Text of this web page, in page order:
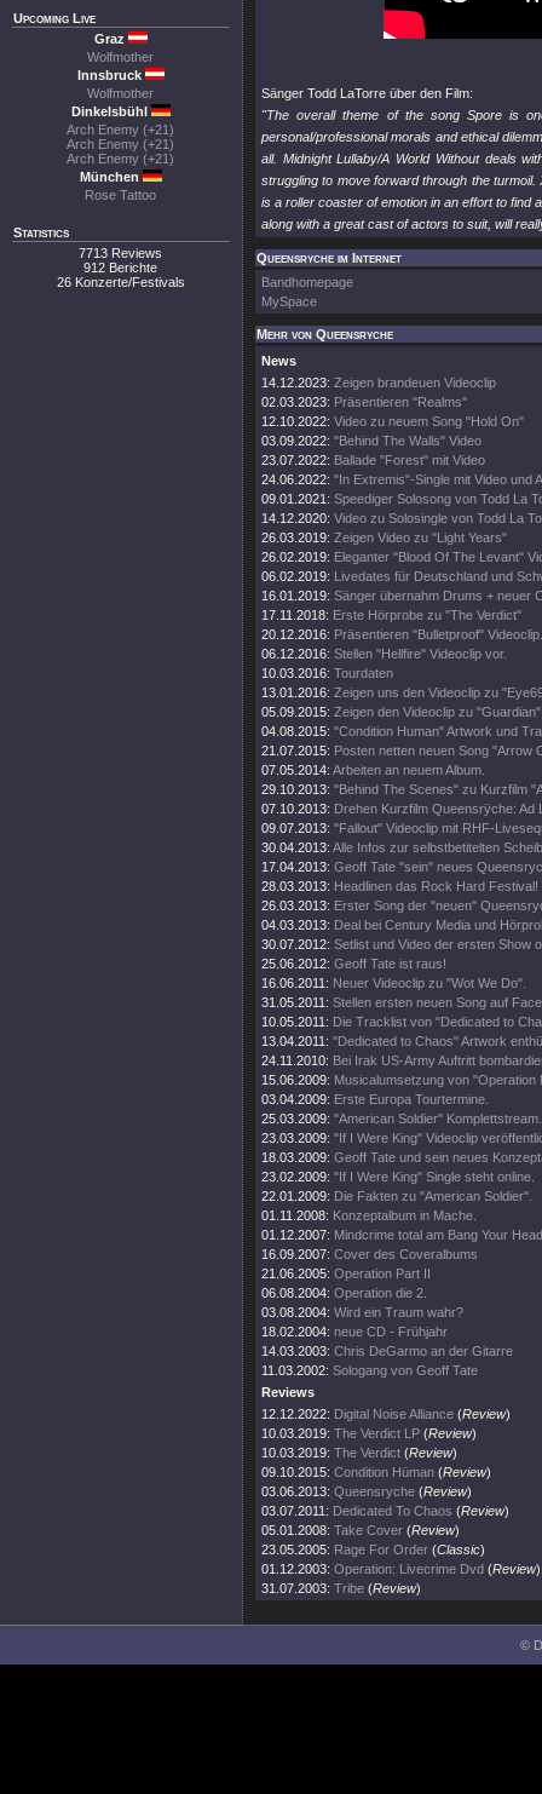
Upcoming Live
Graz
Wolfmother
Innsbruck
Wolfmother
Dinkelsbühl
Arch Enemy (+21)
Arch Enemy (+21)
Arch Enemy (+21)
München
Rose Tattoo
Statistics
7713 Reviews
912 Berichte
26 Konzerte/Festivals
Sänger Todd LaTorre über den Film:
"The overall theme of the song Spore is
personal/professional morals and ethical
all. Midnight Lullaby/A World Without deals
struggling to move forward through the
is a roller coaster of emotion in an effort to find
along with a great cast of actors to suit, will
Queensryche im Internet
Bandhomepage
MySpace
Mehr von Queensryche
News
14.12.2023: Zeigen brandeuen Videoclip
02.03.2023: Präsentieren "Realms"
12.10.2022: Video zu neuem Song "Hold On"
03.09.2022: "Behind The Walls" Video
23.07.2022: Ballade "Forest" mit Video
24.06.2022: "In Extremis"-Single mit Video und
09.01.2021: Speediger Solosong von Todd La
14.12.2020: Video zu Solosingle von Todd La
26.03.2019: Zeigen Video zu "Light Years"
26.02.2019: Eleganter "Blood Of The Levant"
06.02.2019: Livedates für Deutschland und
16.01.2019: Sänger übernahm Drums + neuer
17.11.2018: Erste Hörprobe zu "The Verdict"
20.12.2016: Präsentieren "Bulletproof" Videoclip.
06.12.2016: Stellen "Hellfire" Videoclip vor.
10.03.2016: Tourdaten
13.01.2016: Zeigen uns den Videoclip zu
05.09.2015: Zeigen den Videoclip zu
04.08.2015: "Condition Human" Artwork und
21.07.2015: Posten netten neuen Song "Arrow
07.05.2014: Arbeiten an neuem Album.
29.10.2013: "Behind The Scenes" zu Kurzfilm
07.10.2013: Drehen Kurzfilm Queensrÿche: Ad
09.07.2013: "Fallout" Videoclip mit RHF-
30.04.2013: Alle Infos zur selbstbetitelten
17.04.2013: Geoff Tate "sein" neues
28.03.2013: Headlinen das Rock Hard Festival!
26.03.2013: Erster Song der "neuen"
04.03.2013: Deal bei Century Media und
30.07.2012: Setlist und Video der ersten Show
25.06.2012: Geoff Tate ist raus!
16.06.2011: Neuer Videoclip zu "Wot We Do".
31.05.2011: Stellen ersten neuen Song auf
10.05.2011: Die Tracklist von "Dedicated to
13.04.2011: "Dedicated to Chaos" Artwork
24.11.2010: Bei Irak US-Army Auftritt
15.06.2009: Musicalumsetzung von "Operation
03.04.2009: Erste Europa Tourtermine.
25.03.2009: "American Soldier" Komplettstream.
23.03.2009: "If I Were King" Videoclip
18.03.2009: Geoff Tate und sein neues
23.02.2009: "If I Were King" Single steht online.
22.01.2009: Die Fakten zu "American Soldier".
01.11.2008: Konzeptalbum in Mache.
01.12.2007: Mindcrime total am Bang Your
16.09.2007: Cover des Coveralbums
21.06.2005: Operation Part II
06.08.2004: Operation die 2.
03.08.2004: Wird ein Traum wahr?
18.02.2004: neue CD - Frühjahr
14.03.2003: Chris DeGarmo an der Gitarre
11.03.2002: Sologang von Geoff Tate
Reviews
12.12.2022: Digital Noise Alliance (Review)
10.03.2019: The Verdict LP (Review)
10.03.2019: The Verdict (Review)
09.10.2015: Condition Hüman (Review)
03.06.2013: Queensryche (Review)
03.07.2011: Dedicated To Chaos (Review)
05.01.2008: Take Cover (Review)
23.05.2005: Rage For Order (Classic)
01.12.2003: Operation: Livecrime Dvd (Review)
31.07.2003: Tribe (Review)
©